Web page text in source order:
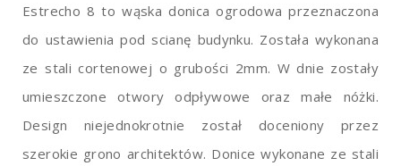
Estrecho 8 to wąska donica ogrodowa przeznaczona
do ustawienia pod scianę budynku. Została wykonana
ze stali cortenowej o grubości 2mm. W dnie zostały
umieszczone otwory odpływowe oraz małe nóżki.
Design niejednokrotnie został doceniony przez
szerokie grono architektów. Donice wykonane ze stali